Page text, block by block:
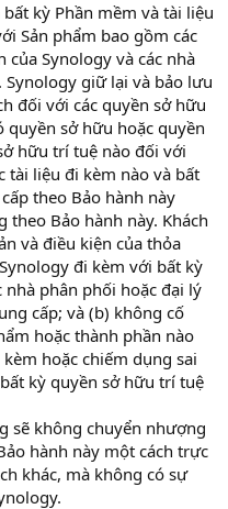
bất kỳ Phần mềm và tài liệu
Sản phẩm bao gồm các
Synology và các nhà
Synology giữ lại và bảo lưu
đối với các quyền sở hữu
quyền sở hữu hoặc quyền
hữu trí tuệ nào đối với
tài liệu đi kèm nào và bất
theo Bảo hành này
theo Bảo hành này. Khách
và điều kiện của thỏa
đi kèm với bất kỳ
nhà phân phối hoặc đại lý
cấp; và (b) không cố
hoặc thành phần nào
hoặc chiếm dụng sai
kỳ quyền sở hữu trí tuệ
sẽ không chuyển nhượng
hành này một cách trực
khác, mà không có sự